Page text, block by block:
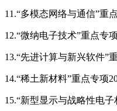
11.“多模态网络与通信”重
12.“微纳电子技术”重点专
13.“先进计算与新兴软件”
14.“稀土新材料”重点专项
15.“新型显示与战略性电